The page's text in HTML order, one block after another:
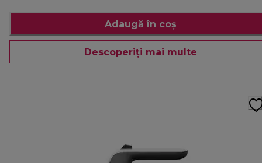
Adaugă în coș
Descoperiți mai multe